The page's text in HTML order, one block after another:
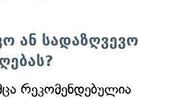
ან სადაზღვევო
რეკომენდებულია